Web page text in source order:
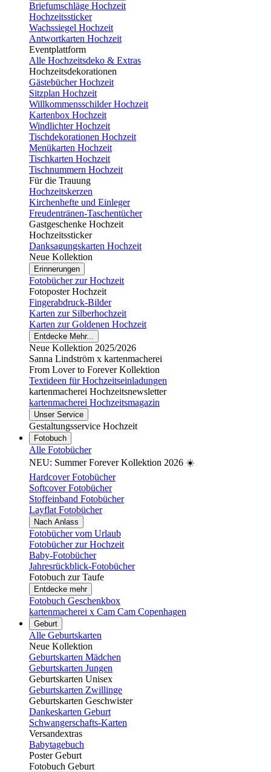
Briefumschläge Hochzeit
Hochzeitssticker
Wachssiegel Hochzeit
Antwortkarten Hochzeit
Eventplattform
Alle Hochzeitsdeko & Extras
Hochzeitsdekorationen
Gästebücher Hochzeit
Sitzplan Hochzeit
Willkommensschilder Hochzeit
Kartenbox Hochzeit
Windlichter Hochzeit
Tischdekorationen Hochzeit
Menükarten Hochzeit
Tischkarten Hochzeit
Tischnummern Hochzeit
Für die Trauung
Hochzeitskerzen
Kirchenhefte und Einleger
Freudentränen-Taschentücher
Gastgeschenke Hochzeit
Hochzeitssticker
Danksagungskarten Hochzeit
Neue Kollektion
Erinnerungen
Fotobücher zur Hochzeit
Fotoposter Hochzeit
Fingerabdruck-Bilder
Karten zur Silberhochzeit
Karten zur Goldenen Hochzeit
Entdecke Mehr...
Neue Kollektion 2025/2026
Sanna Lindström x kartenmacherei
From Lover to Forever Kollektion
Textideen für Hochzeitseinladungen
kartenmacherei Hochzeitsnewsletter
kartenmacherei Hochzeitsmagazin
Unser Service
Gestaltungsservice Hochzeit
Fotobuch
Alle Fotobücher
NEU: Summer Forever Kollektion 2026 ☀️
Hardcover Fotobücher
Softcover Fotobücher
Stoffeinband Fotobücher
Layflat Fotobücher
Nach Anlass
Fotobücher vom Urlaub
Fotobücher zur Hochzeit
Baby-Fotobücher
Jahresrückblick-Fotobücher
Fotobuch zur Taufe
Entdecke mehr
Fotobuch Geschenkbox
kartenmacherei x Cam Cam Copenhagen
Geburt
Alle Geburtskarten
Neue Kollektion
Geburtskarten Mädchen
Geburtskarten Jungen
Geburtskarten Unisex
Geburtskarten Zwillinge
Geburtskarten Geschwister
Dankeskarten Geburt
Schwangerschafts-Karten
Versandextras
Babytagebuch
Poster Geburt
Fotobuch Geburt